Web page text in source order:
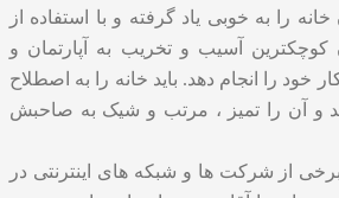
را به خوبی یاد گرفته و با استفاده از
کوچکترین آسیب و تخریب به آپارتمان و
خود را انجام دهد. باید خانه را به اصطلاح
و آن را تمیز ، مرتب و شیک به صاحبش
از شرکت ها و شبکه های اینترنتی در